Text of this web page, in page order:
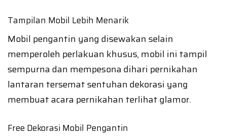
Tampilan Mobil Lebih Menarik
Mobil pengantin yang disewakan selain
memperoleh perlakuan khusus, mobil ini tampil
sempurna dan mempesona dihari pernikahan
lantaran tersemat sentuhan dekorasi yang
membuat acara pernikahan terlihat glamor.
Free Dekorasi Mobil Pengantin